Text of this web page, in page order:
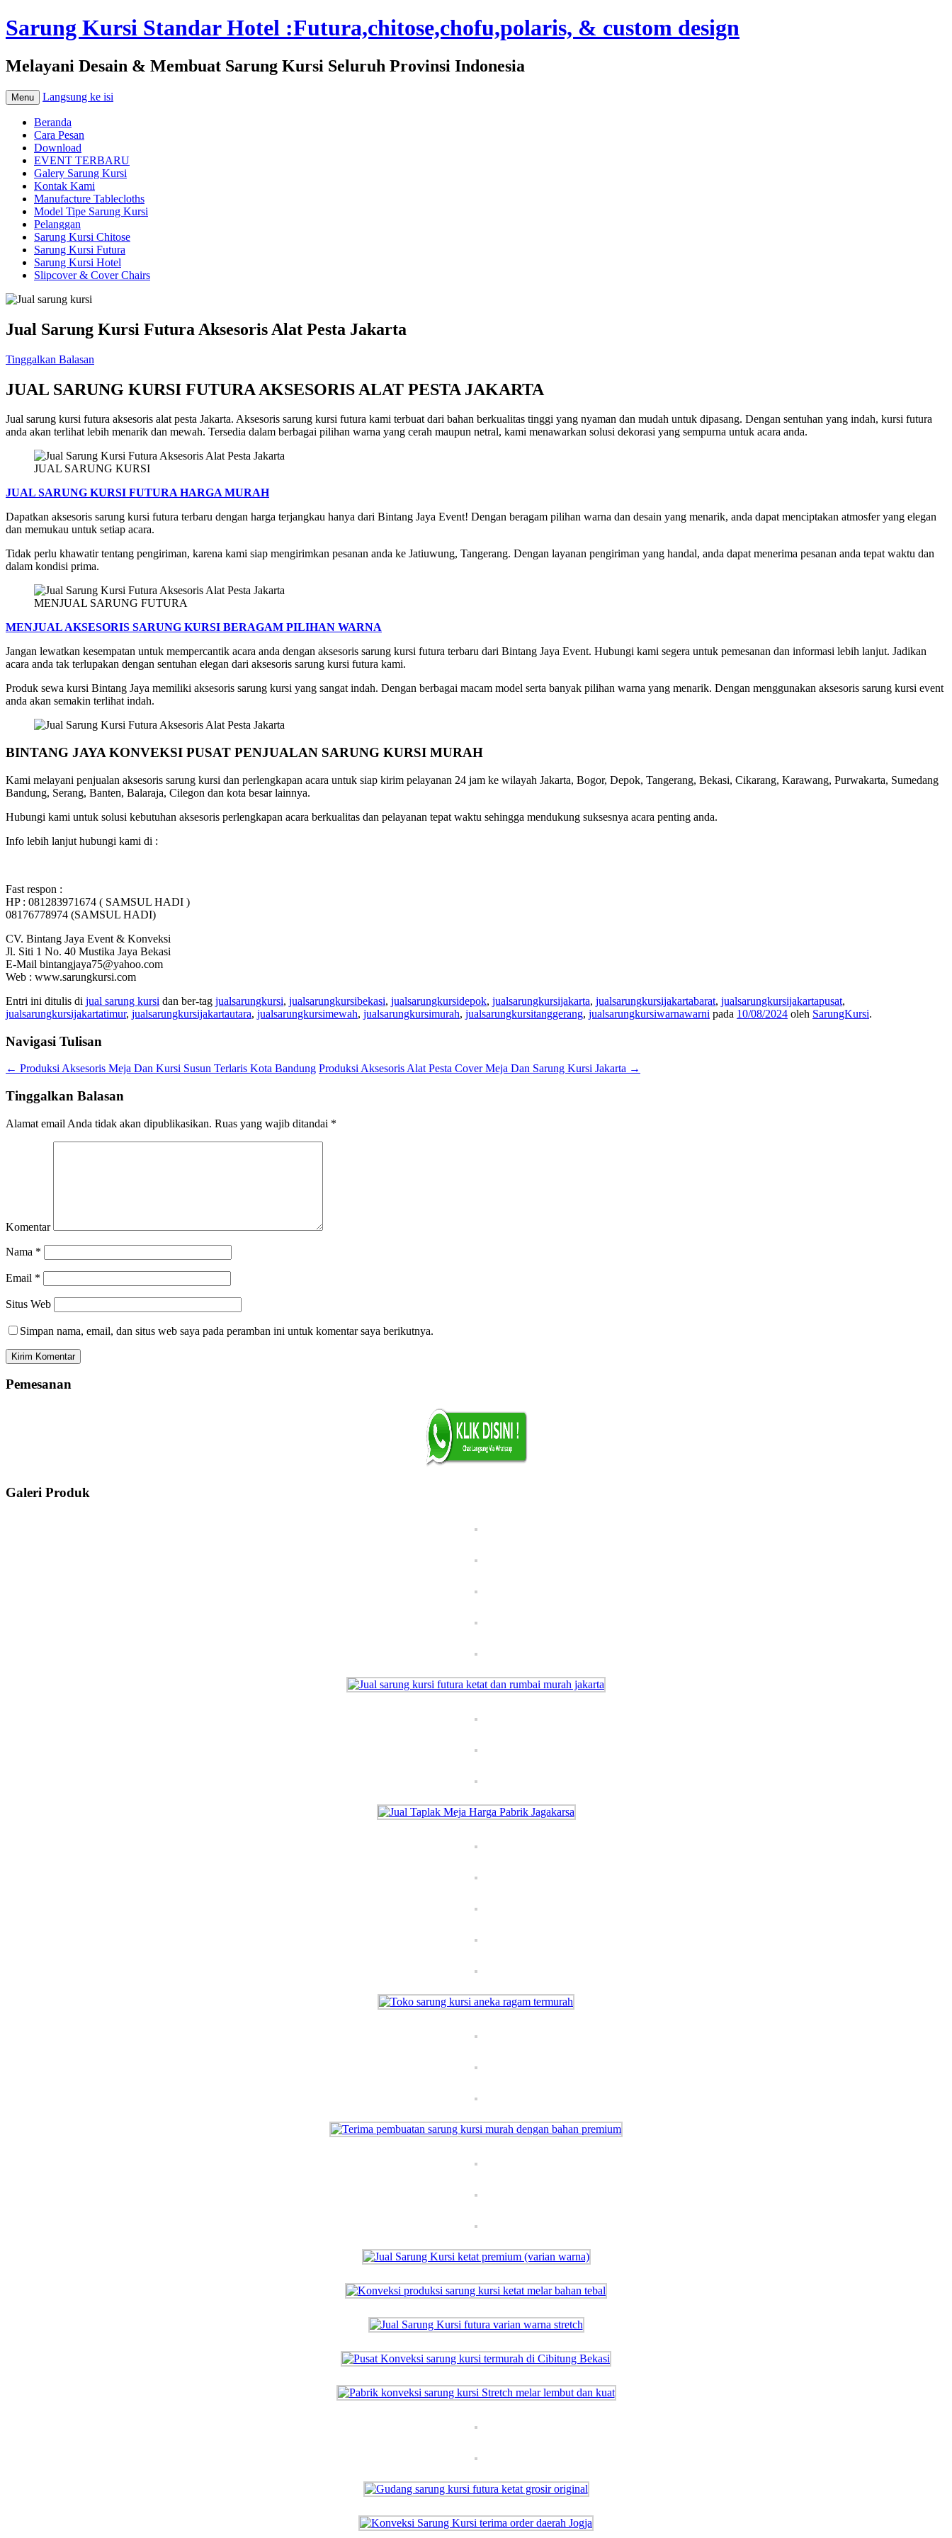
Sarung Kursi Standar Hotel :Futura,chitose,chofu,polaris, & custom design
Melayani Desain & Membuat Sarung Kursi Seluruh Provinsi Indonesia
Menu Langsung ke isi
Beranda
Cara Pesan
Download
EVENT TERBARU
Galery Sarung Kursi
Kontak Kami
Manufacture Tablecloths
Model Tipe Sarung Kursi
Pelanggan
Sarung Kursi Chitose
Sarung Kursi Futura
Sarung Kursi Hotel
Slipcover & Cover Chairs
Jual Sarung Kursi Futura Aksesoris Alat Pesta Jakarta
Tinggalkan Balasan
JUAL SARUNG KURSI FUTURA AKSESORIS ALAT PESTA JAKARTA
Jual sarung kursi futura aksesoris alat pesta Jakarta. Aksesoris sarung kursi futura kami terbuat dari bahan berkualitas tinggi yang nyaman dan mudah untuk dipasang. Dengan sentuhan yang indah, kursi futura
anda akan terlihat lebih menarik dan mewah. Tersedia dalam berbagai pilihan warna yang cerah maupun netral, kami menawarkan solusi dekorasi yang sempurna untuk acara anda.
JUAL SARUNG KURSI
JUAL SARUNG KURSI FUTURA HARGA MURAH
Dapatkan aksesoris sarung kursi futura terbaru dengan harga terjangkau hanya dari Bintang Jaya Event! Dengan beragam pilihan warna dan desain yang menarik, anda dapat menciptakan atmosfer yang elegan
dan memukau untuk setiap acara.
Tidak perlu khawatir tentang pengiriman, karena kami siap mengirimkan pesanan anda ke Jatiuwung, Tangerang. Dengan layanan pengiriman yang handal, anda dapat menerima pesanan anda tepat waktu dan
dalam kondisi prima.
MENJUAL SARUNG FUTURA
MENJUAL AKSESORIS SARUNG KURSI BERAGAM PILIHAN WARNA
Jangan lewatkan kesempatan untuk mempercantik acara anda dengan aksesoris sarung kursi futura terbaru dari Bintang Jaya Event. Hubungi kami segera untuk pemesanan dan informasi lebih lanjut. Jadikan
acara anda tak terlupakan dengan sentuhan elegan dari aksesoris sarung kursi futura kami.
Produk sewa kursi Bintang Jaya memiliki aksesoris sarung kursi yang sangat indah. Dengan berbagai macam model serta banyak pilihan warna yang menarik. Dengan menggunakan aksesoris sarung kursi event
anda akan semakin terlihat indah.
BINTANG JAYA KONVEKSI PUSAT PENJUALAN SARUNG KURSI MURAH
Kami melayani penjualan aksesoris sarung kursi dan perlengkapan acara untuk siap kirim pelayanan 24 jam ke wilayah Jakarta, Bogor, Depok, Tangerang, Bekasi, Cikarang, Karawang, Purwakarta, Sumedang
Bandung, Serang, Banten, Balaraja, Cilegon dan kota besar lainnya.
Hubungi kami untuk solusi kebutuhan aksesoris perlengkapan acara berkualitas dan pelayanan tepat waktu sehingga mendukung suksesnya acara penting anda.
Info lebih lanjut hubungi kami di :
Fast respon :
HP : 081283971674 ( SAMSUL HADI )
08176778974 (SAMSUL HADI)
CV. Bintang Jaya Event & Konveksi
Jl. Siti 1 No. 40 Mustika Jaya Bekasi
E-Mail bintangjaya75@yahoo.com
Web : www.sarungkursi.com
Entri ini ditulis di jual sarung kursi dan ber-tag jualsarungkursi, jualsarungkursibekasi, jualsarungkursidepok, jualsarungkursijakarta, jualsarungkursijakartabarat, jualsarungkursijakartapusat,
jualsarungkursijakartatimur, jualsarungkursijakartautara, jualsarungkursimewah, jualsarungkursimurah, jualsarungkursitanggerang, jualsarungkursiwarnawarni pada 10/08/2024 oleh SarungKursi.
Navigasi Tulisan
← Produksi Aksesoris Meja Dan Kursi Susun Terlaris Kota Bandung Produksi Aksesoris Alat Pesta Cover Meja Dan Sarung Kursi Jakarta →
Tinggalkan Balasan
Alamat email Anda tidak akan dipublikasikan. Ruas yang wajib ditandai *
Komentar
Nama *
Email *
Situs Web
Simpan nama, email, dan situs web saya pada peramban ini untuk komentar saya berikutnya.
Pemesanan
Galeri Produk